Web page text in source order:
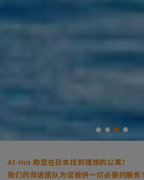
At-Inn 助您在日本找到理想的公寓！
我们的双语团队为您提供一切必要的服务！